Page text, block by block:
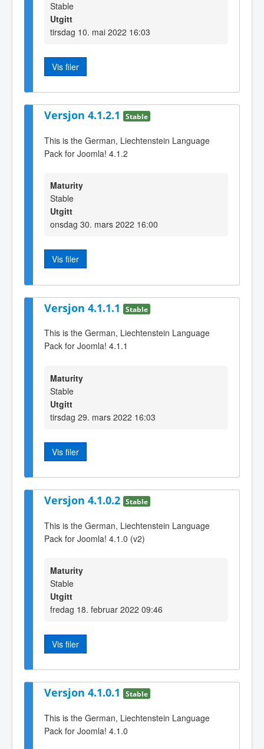
Stable
Utgitt
tirsdag 10. mai 2022 16:03
Vis filer
Versjon 4.1.2.1 Stable
This is the German, Liechtenstein Language
Pack for Joomla! 4.1.2
Maturity
Stable
Utgitt
onsdag 30. mars 2022 16:00
Vis filer
Versjon 4.1.1.1 Stable
This is the German, Liechtenstein Language
Pack for Joomla! 4.1.1
Maturity
Stable
Utgitt
tirsdag 29. mars 2022 16:03
Vis filer
Versjon 4.1.0.2 Stable
This is the German, Liechtenstein Language
Pack for Joomla! 4.1.0 (v2)
Maturity
Stable
Utgitt
fredag 18. februar 2022 09:46
Vis filer
Versjon 4.1.0.1 Stable
This is the German, Liechtenstein Language
Pack for Joomla! 4.1.0